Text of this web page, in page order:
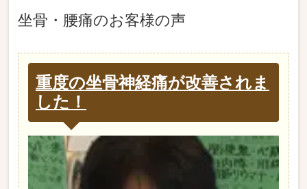
坐骨・腰痛のお客様の声
重度の坐骨神経痛が改善されま
した！